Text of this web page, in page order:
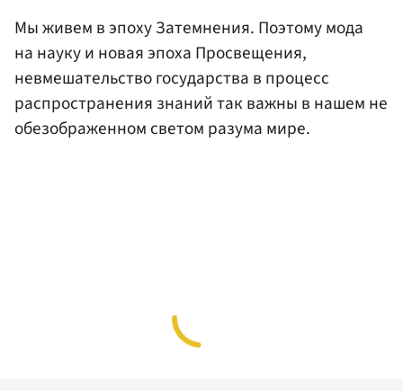
Мы живем в эпоху Затемнения. Поэтому мода
на науку и новая эпоха Просвещения,
невмешательство государства в процесс
распространения знаний так важны в нашем не
обезображенном светом разума мире.